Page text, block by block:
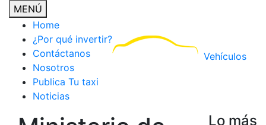
MENÚ
Home
¿Por qué invertir?
Contáctanos
Nosotros
Publica Tu taxi
Noticias
Vehículos
Lo más